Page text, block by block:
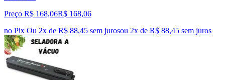
Preço R$ 168,06R$ 168,06
no Pix Ou 2x de R$ 88,45 sem jurosou 2x de R$ 88,45 sem juros